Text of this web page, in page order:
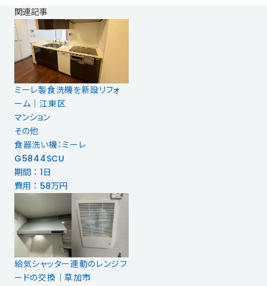
関連記事
ミーレ製食洗機を新設リフォ
ーム│江東区
マンション
その他
食器洗い機：ミーレ
G5844SCU
期間 ： 1日
費用 ： 58万円
給気シャッター連動のレンジフ
ードの交換│草加市